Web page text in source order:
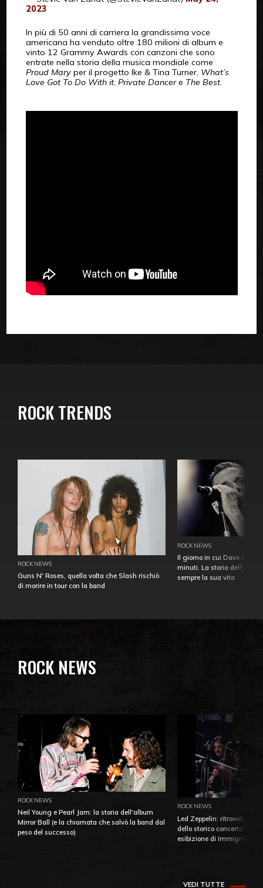
2023
In più di 50 anni di carriera la grandissima voce
americana ha venduto oltre 180 milioni di album e
vinto 12 Grammy Awards con canzoni che sono
entrate nella storia della musica mondiale come
Proud Maryper il progetto Ike & Tina Turner, What’s
Love Got To Do With it, Private Dancere The Best.
ROCK TRENDS
ROCK NEWS
Guns N' Roses, quella volta che Slash rischiò
di morire in tour con la band
ROCK NEWS
Il giorno in cui Dave
minuti. La storia
sempre la sua vita
ROCK NEWS
ROCK NEWS
Neil Young e Pearl Jam: la storia dell'album
Mirror Ball (e la chiamata che salvò la band dal
peso del successo)
ROCK NEWS
Led Zeppelin: ritrovati e
dello storico concerto di
esibizione di Immigrant
VEDI TUTTE